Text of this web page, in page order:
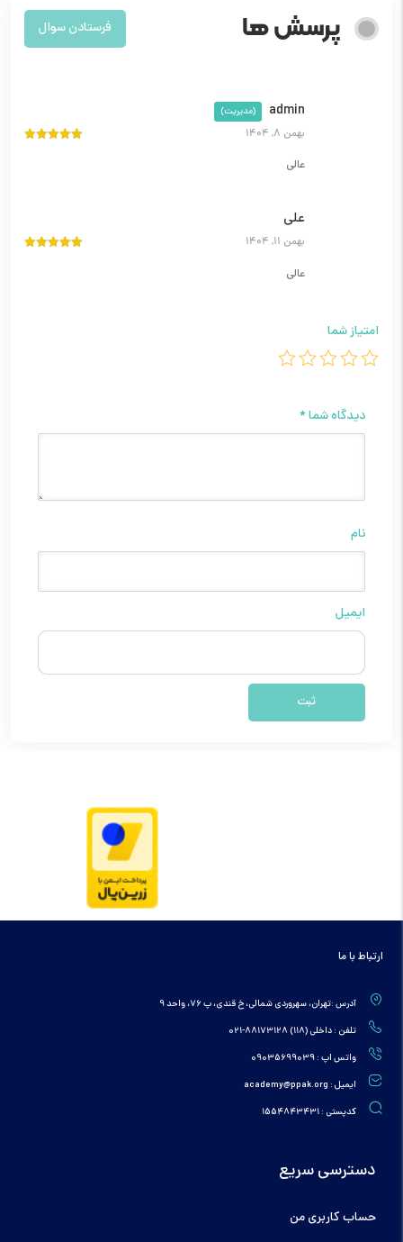
پرسش ها فرستادن سوال
admin (مدیریت)
بهمن 8, 1404
عالی
علی
بهمن 11, 1404
عالی
امتیاز شما
دیدگاه شما*
نام
ایمیل
ارتباط با ما
آدرس :تهران، سهروردی شمالی، خ قندی، پ 76، واحد 9
تلفن : داخلی (118) 88173128-021
واتس اپ : 09035699039
ایمیل : academy@ppak.org
کدپستی : 1554843431
دسترسی سریع
حساب کاربری من